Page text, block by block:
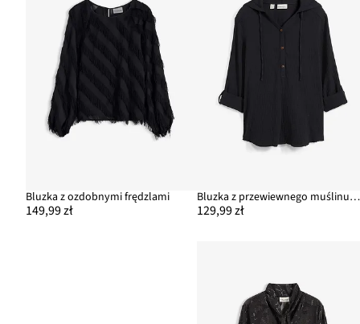
Bluzka z ozdobnymi frędzlami
149,99 zł
Bluzka z przewiewnego muślinu z czystej bawełny
129,99 zł